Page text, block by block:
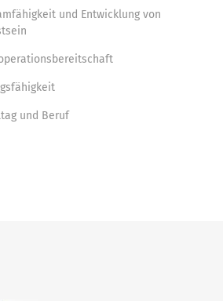
und Entwicklung von
und Beruf